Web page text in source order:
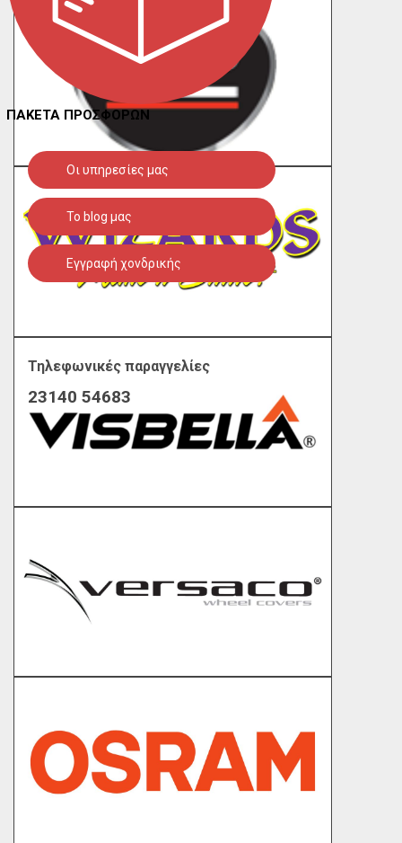
ΠΑΚΕΤΑ ΠΡΟΣΦΟΡΩΝ
Οι υπηρεσίες μας
To blog μας
Εγγραφή χονδρικής
Τηλεφωνικές παραγγελίες
23140 54683